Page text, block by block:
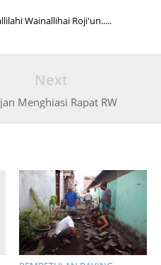
Wainallihai Roji'un.....
Next
Menghiasi Rapat RW